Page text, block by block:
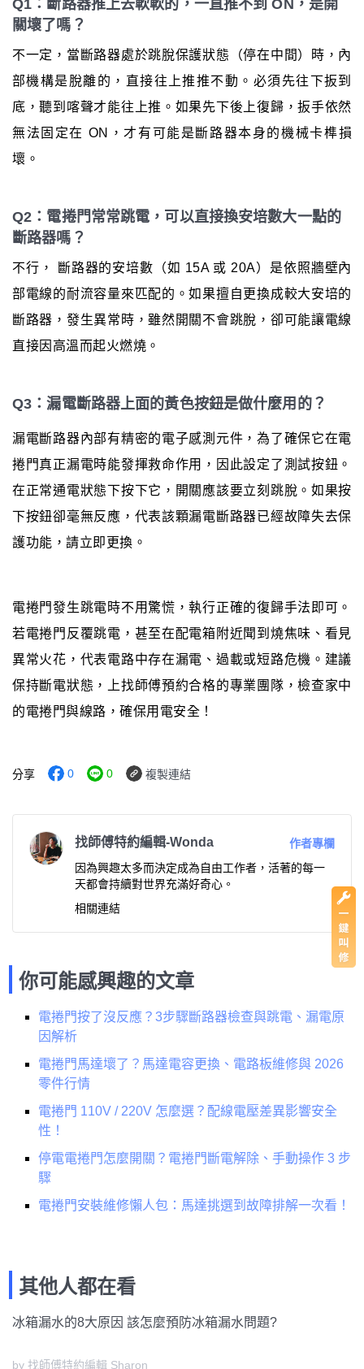
Q1：斷路器推上去軟軟的，一直推不到 ON，是開
關壞了嗎？
不一定，當斷路器處於跳脫保護狀態（停在中間）時，內
部機構是脫離的，直接往上推推不動。必須先往下扳到
底，聽到喀聲才能往上推。如果先下後上復歸，扳手依然
無法固定在 ON，才有可能是斷路器本身的機械卡榫損
壞。
Q2：電捲門常常跳電，可以直接換安培數大一點的
斷路器嗎？
不行， 斷路器的安培數（如 15A 或 20A）是依照牆壁內
部電線的耐流容量來匹配的。如果擅自更換成較大安培的
斷路器，發生異常時，雖然開關不會跳脫，卻可能讓電線
直接因高溫而起火燃燒。
Q3：漏電斷路器上面的黃色按鈕是做什麼用的？
漏電斷路器內部有精密的電子感測元件，為了確保它在電
捲門真正漏電時能發揮救命作用，因此設定了測試按鈕。
在正常通電狀態下按下它，開關應該要立刻跳脫。如果按
下按鈕卻毫無反應，代表該顆漏電斷路器已經故障失去保
護功能，請立即更換。
電捲門發生跳電時不用驚慌，執行正確的復歸手法即可。
若電捲門反覆跳電，甚至在配電箱附近聞到燒焦味、看見
異常火花，代表電路中存在漏電、過載或短路危機。建議
保持斷電狀態，上找師傅預約合格的專業團隊，檢查家中
的電捲門與線路，確保用電安全！
分享 0 0 複製連結
找師傅特約編輯-Wonda
作者專欄
因為興趣太多而決定成為自由工作者，活著的每一
天都會持續對世界充滿好奇心。
相關連結
你可能感興趣的文章
電捲門按了沒反應？3步驟斷路器檢查與跳電、漏電原
因解析
電捲門馬達壞了？馬達電容更換、電路板維修與 2026
零件行情
電捲門 110V / 220V 怎麼選？配線電壓差異影響安全
性！
停電電捲門怎麼開關？電捲門斷電解除、手動操作 3 步
驟
電捲門安裝維修懶人包：馬達挑選到故障排解一次看！
其他人都在看
冰箱漏水的8大原因 該怎麼預防冰箱漏水問題?
by 找師傅特約編輯 Sharon